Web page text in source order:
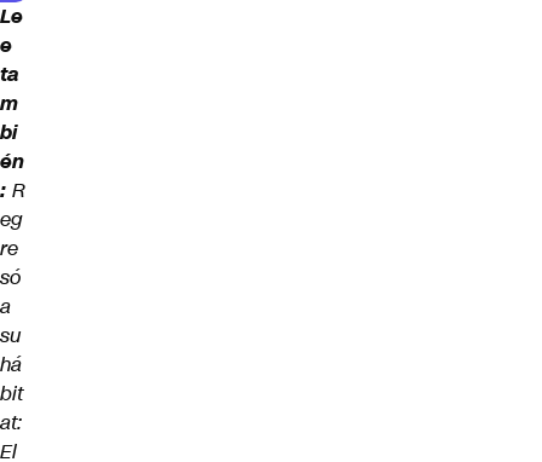
Le
e
ta
m
bi
én
: R
eg
re
só
a
su
há
bit
at:
El